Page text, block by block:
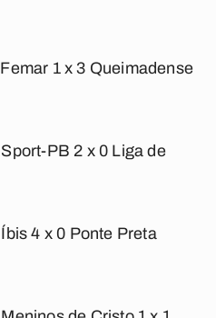
Femar 1 x 3 Queimadense
Sport-PB 2 x 0 Liga de
Íbis 4 x 0 Ponte Preta